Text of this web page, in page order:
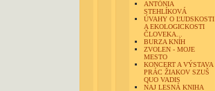
ANTÓNIA
STEHLÍKOVÁ
ÚVAHY O ĽUDSKOSTI
A EKOLOGICKOSTI
ČLOVEKA...
BURZA KNÍH
ZVOLEN - MOJE
MESTO
KONCERT A VÝSTAVA
PRÁC ŽIAKOV SZUŠ
QUO VADIS
NAJ LESNÁ KNIHA